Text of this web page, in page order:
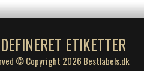
ETIKETTER
© Copyright 2026 Bestlabels.dk